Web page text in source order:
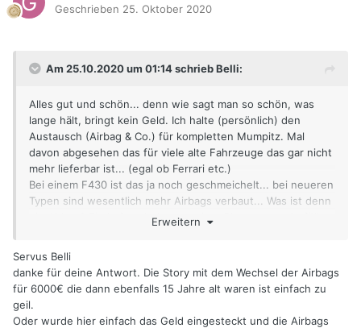
Geschrieben 25. Oktober 2020
Am 25.10.2020 um 01:14 schrieb Belli:
Alles gut und schön... denn wie sagt man so schön, was
lange hält, bringt kein Geld. Ich halte (persönlich) den
Austausch (Airbag & Co.) für kompletten Mumpitz. Mal
davon abgesehen das für viele alte Fahrzeuge das gar nicht
mehr lieferbar ist... (egal ob Ferrari etc.)
Bei einem F430 ist das ja noch geschmeichelt... bei neueren
Typen sind wesentlich mehr Airbags verbaut... Was ist denn
ein Airbag? Ein Luftsack der von einer Platzpatrone befüllt
"Mumpel") Was soll daran schlecht werden?
Den (Lenkrad) Fahrer Airbag zu tauschen ist ja noch
PillePalle... aber tausch mal den Beifahrerairbag oder
Windowbags und Gedöns... (scheißegal welche Automarke)
--> Im Ferrari sind auch nur Fiat Airbags drin...
😉
Erweitern
Servus Belli
danke für deine Antwort. Die Story mit dem Wechsel der Airbags
für 6000€ die dann ebenfalls 15 Jahre alt waren ist einfach zu
geil.
Oder wurde hier einfach das Geld eingesteckt und die Airbags